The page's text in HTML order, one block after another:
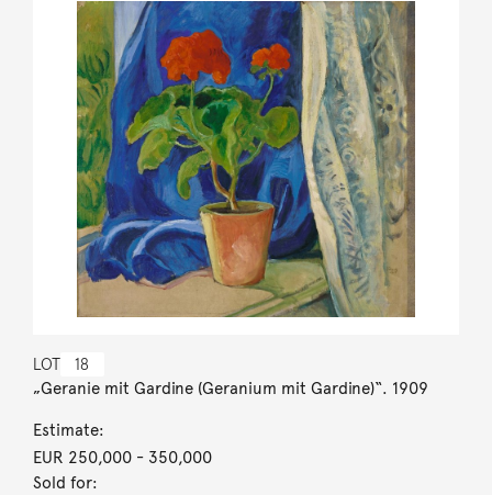
LOT 18
„Geranie mit Gardine (Geranium mit Gardine)“. 1909
Estimate:
EUR 250,000- 350,000
Sold for: